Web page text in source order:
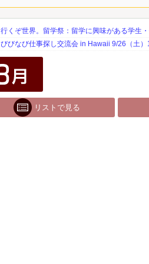
行くぞ世界。留学祭：留学に興味がある学生
びびなび仕事探し交流会 in Hawaii 9/26（土）
リストで見る